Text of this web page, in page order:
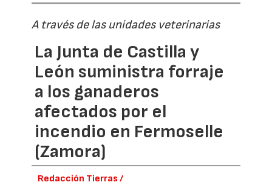
A través de las unidades veterinarias
La Junta de Castilla y
León suministra forraje
a los ganaderos
afectados por el
incendio en Fermoselle
(Zamora)
Redacción Tierras /